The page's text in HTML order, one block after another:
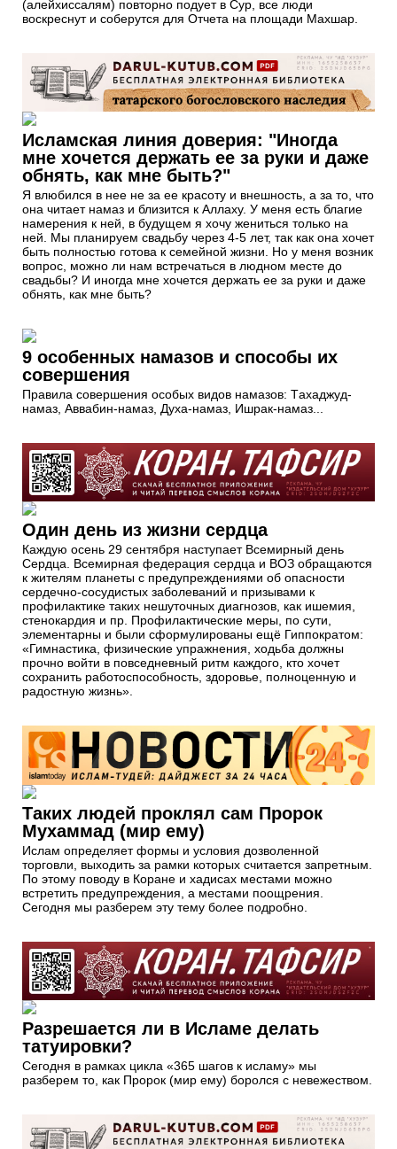
(алейхиссалям) повторно подует в Сур, все люди
воскреснут и соберутся для Отчета на площади Махшар.
Исламская линия доверия: "Иногда
мне хочется держать ее за руки и даже
обнять, как мне быть?"
Я влюбился в нее не за ее красоту и внешность, а за то, что
она читает намаз и близится к Аллаху. У меня есть благие
намерения к ней, в будущем я хочу жениться только на
ней. Мы планируем свадьбу через 4-5 лет, так как она хочет
быть полностью готова к семейной жизни. Но у меня возник
вопрос, можно ли нам встречаться в людном месте до
свадьбы? И иногда мне хочется держать ее за руки и даже
обнять, как мне быть?
9 особенных намазов и способы их
совершения
Правила совершения особых видов намазов: Тaхaджyд-
намаз, Аввaбин-намаз, Духa-намаз, Ишрак-намаз...
Один день из жизни сердца
Каждую осень 29 сентября наступает Всемирный день
Сердца. Всемирная федерация сердца и ВОЗ обращаются
к жителям планеты с предупреждениями об опасности
сердечно-сосудистых заболеваний и призывами к
профилактике таких нешуточных диагнозов, как ишемия,
стенокардия и пр. Профилактические меры, по сути,
элементарны и были сформулированы ещё Гиппократом:
«Гимнастика, физические упражнения, ходьба должны
прочно войти в повседневный ритм каждого, кто хочет
сохранить работоспособность, здоровье, полноценную и
радостную жизнь».
Таких людей проклял сам Пророк
Мухаммад (мир ему)
Ислам определяет формы и условия дозволенной
торговли, выходить за рамки которых считается запретным.
По этому поводу в Коране и хадисах местами можно
встретить предупреждения, а местами поощрения.
Сегодня мы разберем эту тему более подробно.
Разрешается ли в Исламе делать
татуировки?
Сегодня в рамках цикла «365 шагов к исламу» мы
разберем то, как Пророк (мир ему) боролся с невежеством.